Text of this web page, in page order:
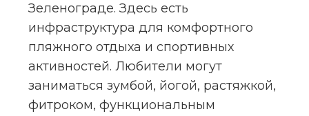
Зеленограде. Здесь есть
инфраструктура для комфортного
пляжного отдыха и спортивных
активностей. Любители могут
заниматься зумбой, йогой, растяжкой,
фитроком, функциональным